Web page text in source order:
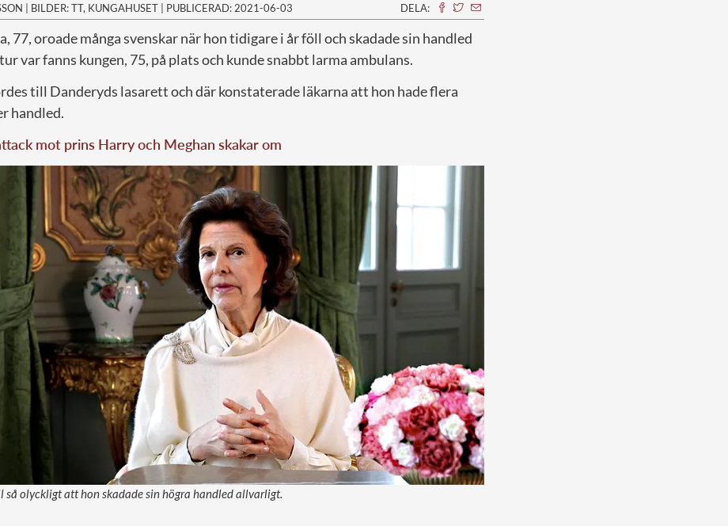
| BILDER: TT, KUNGAHUSET | PUBLICERAD: 2021-06-03 DELA:
77, oroade många svenskar när hon tidigare i år föll och skadade sin handled
var fanns kungen, 75, på plats och kunde snabbt larma ambulans.
till Danderyds lasarett och där konstaterade läkarna att hon hade flera
handled.
mot prins Harry och Meghan skakar om
så olyckligt att hon skadade sin högra handled allvarligt.